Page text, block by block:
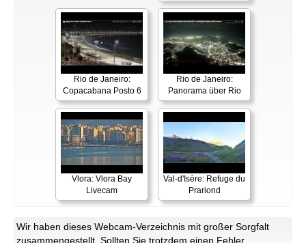
Rio de Janeiro:
Copacabana Posto 6
Rio de Janeiro:
Panorama über Rio
Vlora: Vlora Bay
Livecam
Val-d'Isère: Refuge du
Prariond
Wir haben dieses Webcam-Verzeichnis mit großer Sorgfalt
zusammengestellt. Sollten Sie trotzdem einen Fehler